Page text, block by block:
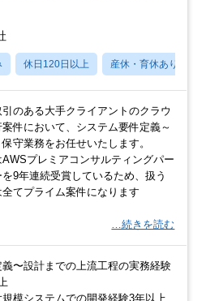
休日120日以上 産休・育休あり
のある大手クライアントのクラウ
案件において、システム要件定義～
守業務をお任せいたします。
AWSプレミアコンサルティングパー
を9年連続受賞しているため、扱う
全てプライム案件になります
…続きを読む
義〜設計までの上流工程の実務経験
規模システムでの開発経験3年以上